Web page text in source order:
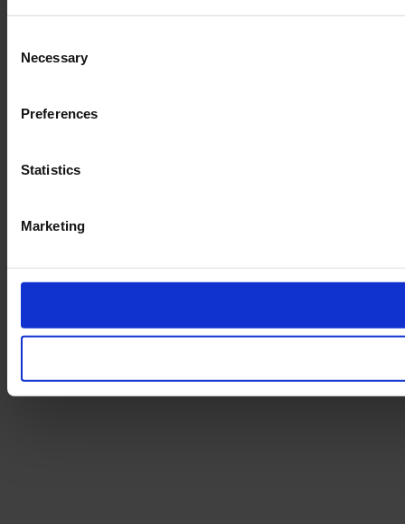
Selection
Necessary
Preferences
Statistics
Marketing